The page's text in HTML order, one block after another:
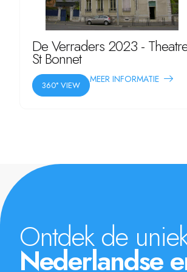
De Verraders 2023 -
St Bonnet
360° VIEW
MEER INFORMATIE
Ontdek de
Nederlandse